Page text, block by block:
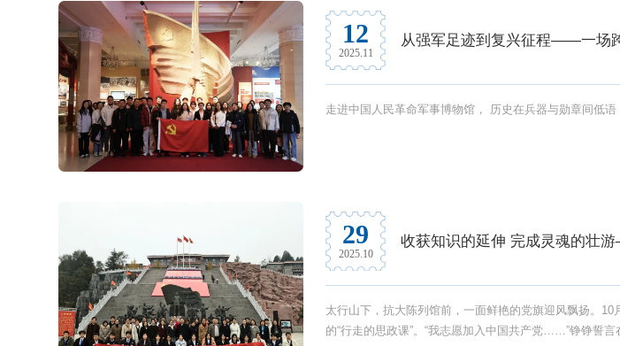
12
2025.11
从强军足迹到复兴征程——一场
29
2025.10
收获知识的延伸 完成灵魂的壮
太行山下，抗大陈列馆前，一面鲜艳的党旗迎风飘扬。
的“行走的思政课”。“我志愿加入中国共产党……”铮铮誓